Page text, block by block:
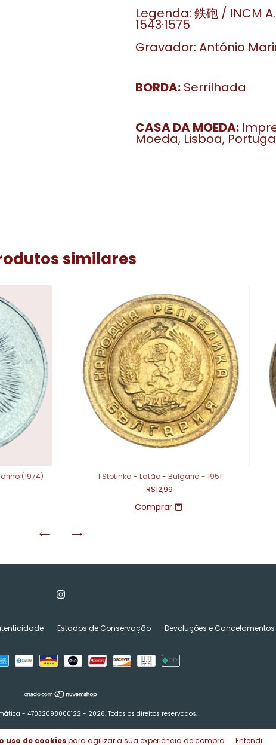
uso de cookiespara agilizar a sua experiência de compra. Entendi
Legenda: 鉄砲 / INCM
1543·1575
Gravador: António
BORDA:Serrilhada
CASA DA MOEDA:
Moeda, Lisboa,
similares
(1974)
1 Stotinka - Latão - Bulgária - 1951
R$12,99
Estados de Conservação Devoluções e Cancelamentos
- 47032098000122 - 2026. Todos os direitos reservados.